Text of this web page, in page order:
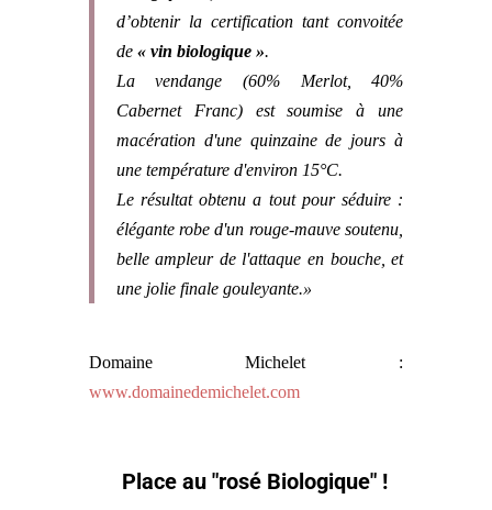
d’obtenir la certification tant convoitée
de « vin biologique ».
La vendange (60% Merlot, 40%
Cabernet Franc) est soumise à une
macération d'une quinzaine de jours à
une température d'environ 15°C.
Le résultat obtenu a tout pour séduire :
élégante robe d'un rouge-mauve soutenu,
belle ampleur de l'attaque en bouche, et
une jolie finale gouleyante.»
Domaine Michelet :
www.domainedemichelet.com
Place au "rosé Biologique" !